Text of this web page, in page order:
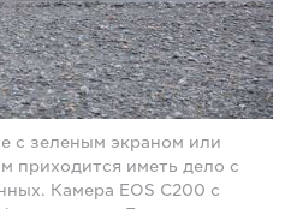
с зеленым экраном или
приходится иметь дело с
Камера EOS C200 с